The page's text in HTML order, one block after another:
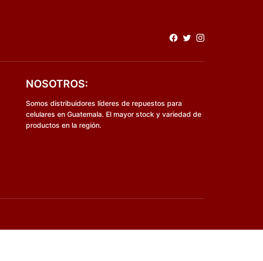
NOSOTROS:
Somos distribuidores líderes de repuestos para
celulares en Guatemala. El mayor stock y variedad de
productos en la región.